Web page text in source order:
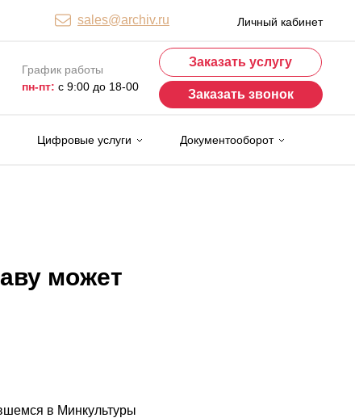
sales@archiv.ru Личный кабинет
График работы
пн-пт: с 9:00 до 18-00
Заказать услугу
Заказать звонок
Цифровые услуги Документооборот
может
в Минкультуры